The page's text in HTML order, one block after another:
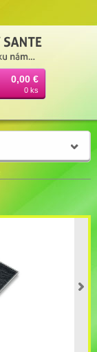
0,00 €
0 ks